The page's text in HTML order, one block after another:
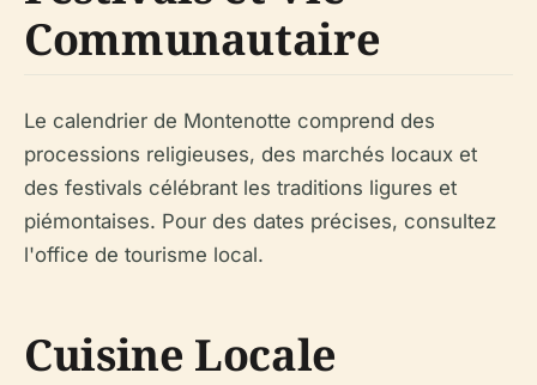
Communautaire
Le calendrier de Montenotte comprend des
processions religieuses, des marchés locaux et
des festivals célébrant les traditions ligures et
piémontaises. Pour des dates précises, consultez
l'office de tourisme local.
Cuisine Locale